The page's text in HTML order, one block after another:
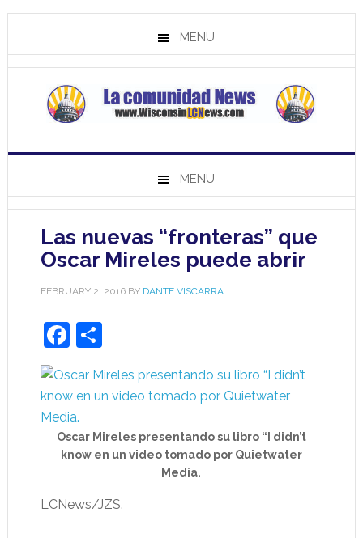
MENU
MENU
Las nuevas “fronteras” que
Oscar Mireles puede abrir
FEBRUARY 2, 2016BY DANTE VISCARRA
Facebook
Share
Oscar Mireles presentando su libro “I didn’t
know en un video tomado por Quietwater
Media.
LCNews/JZS.